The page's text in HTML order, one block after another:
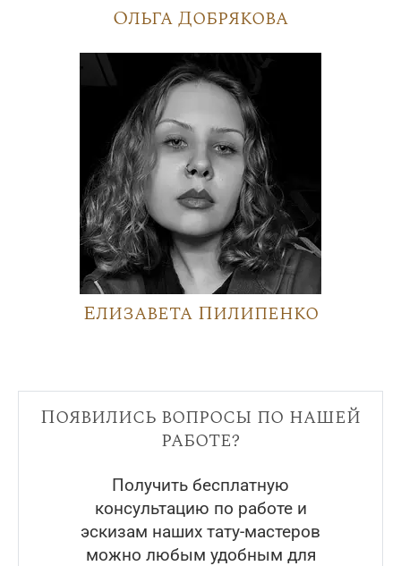
Ольга Добрякова
Елизавета Пилипенко
Появились вопросы по нашей
работе?
Получить бесплатную
консультацию по работе и
эскизам наших тату-мастеров
можно любым удобным для